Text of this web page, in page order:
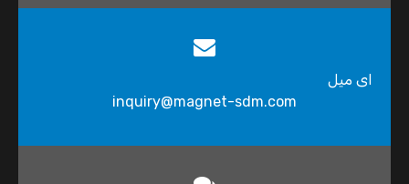
ای میل
inquiry@magnet-sdm.com